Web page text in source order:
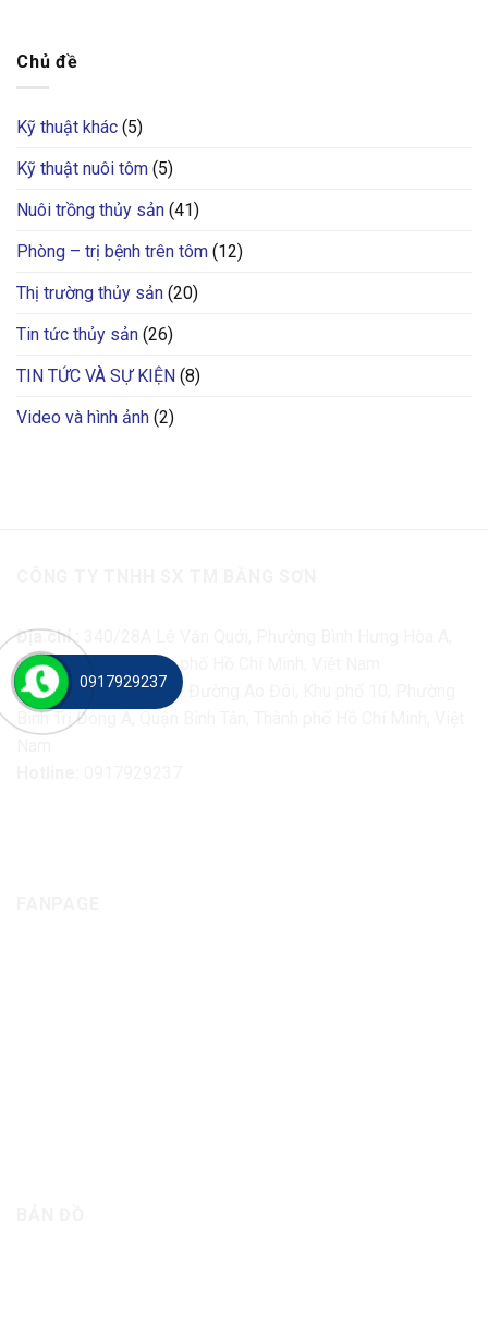
Chủ đề
Kỹ thuật khác (5)
Kỹ thuật nuôi tôm (5)
Nuôi trồng thủy sản (41)
Phòng – trị bệnh trên tôm (12)
Thị trường thủy sản (20)
Tin tức thủy sản (26)
TIN TỨC VÀ SỰ KIỆN (8)
Video và hình ảnh (2)
Địa chỉ :
Quận Bình Tân, Thành phố Hồ Chí Minh, Việt Nam
Nhà máy SX :47/11D Đường Ao Đôi, Khu phố 10, Phường
Bình Trị Đông A, Quận Bình Tân, Thành phố Hồ Chí Minh, Việt
0917929237